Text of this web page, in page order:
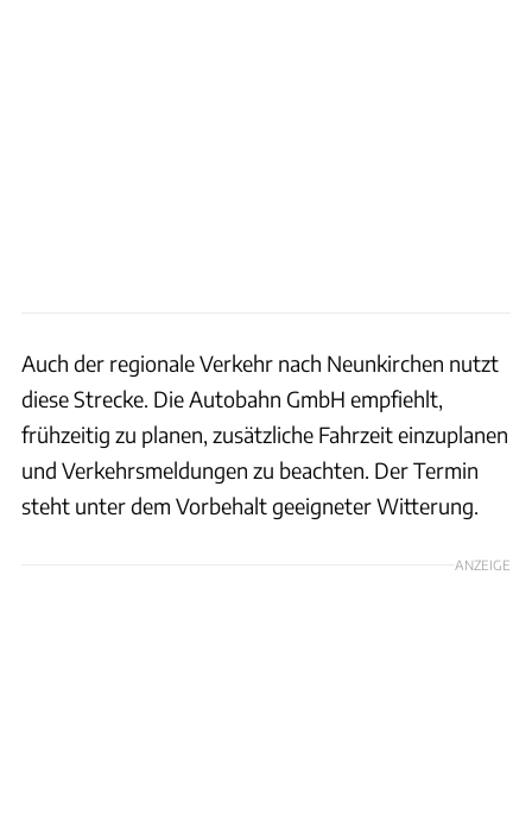
Auch der regionale Verkehr nach Neunkirchen nutzt
diese Strecke. Die Autobahn GmbH empfiehlt,
frühzeitig zu planen, zusätzliche Fahrzeit einzuplanen
und Verkehrsmeldungen zu beachten. Der Termin
steht unter dem Vorbehalt geeigneter Witterung.
ANZEIGE